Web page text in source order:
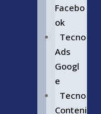
Facebo
ok
Tecno
Ads
Googl
e
Tecno
Conteni